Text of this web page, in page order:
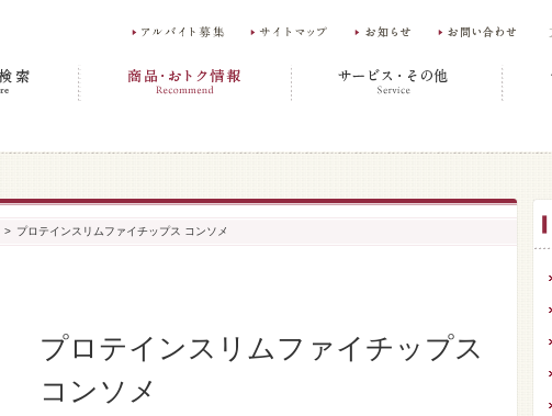
> プロテインスリムファイチップス コンソメ
プロテインスリムファイチップス
コンソメ